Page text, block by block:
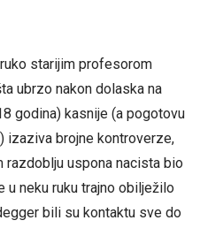
starijim profesorom
ubrzo nakon dolaska na
godina) kasnije (a pogotovu
izaziva brojne kontroverze,
razdoblju uspona nacista bio
u neku ruku trajno obilježilo
bili su kontaktu sve do